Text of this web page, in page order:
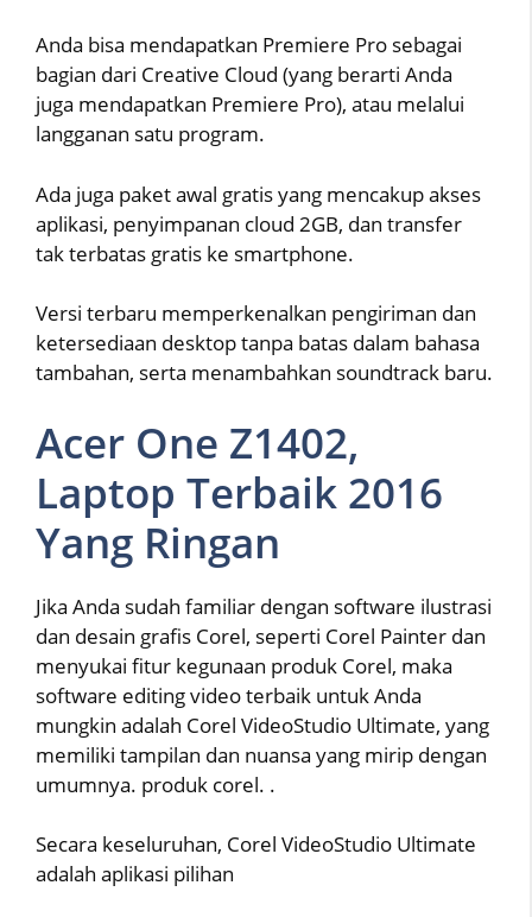
Anda bisa mendapatkan Premiere Pro sebagai
bagian dari Creative Cloud (yang berarti Anda
juga mendapatkan Premiere Pro), atau melalui
langganan satu program.
Ada juga paket awal gratis yang mencakup akses
aplikasi, penyimpanan cloud 2GB, dan transfer
tak terbatas gratis ke smartphone.
Versi terbaru memperkenalkan pengiriman dan
ketersediaan desktop tanpa batas dalam bahasa
tambahan, serta menambahkan soundtrack baru.
Acer One Z1402,
Laptop Terbaik 2016
Yang Ringan
Jika Anda sudah familiar dengan software ilustrasi
dan desain grafis Corel, seperti Corel Painter dan
menyukai fitur kegunaan produk Corel, maka
software editing video terbaik untuk Anda
mungkin adalah Corel VideoStudio Ultimate, yang
memiliki tampilan dan nuansa yang mirip dengan
umumnya. produk corel. .
Secara keseluruhan, Corel VideoStudio Ultimate
adalah aplikasi pilihan